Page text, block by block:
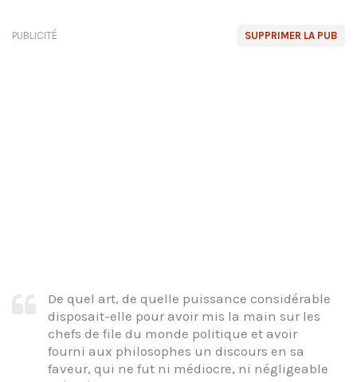
SUPPRIMER LA PUB
PUBLICITÉ
De quel art, de quelle puissance considérable
disposait-elle pour avoir mis la main sur les
chefs de file du monde politique et avoir
fourni aux philosophes un discours en sa
faveur, qui ne fut ni médiocre, ni négligeable